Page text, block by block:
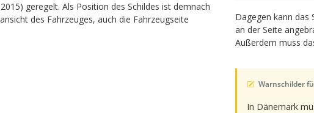
geregelt. Als Position des Schildes ist demnach
des Fahrzeuges, auch die Fahrzeugseite
Dagegen kann das
an der Seite
Außerdem muss
Warnschilder
In Dänemark